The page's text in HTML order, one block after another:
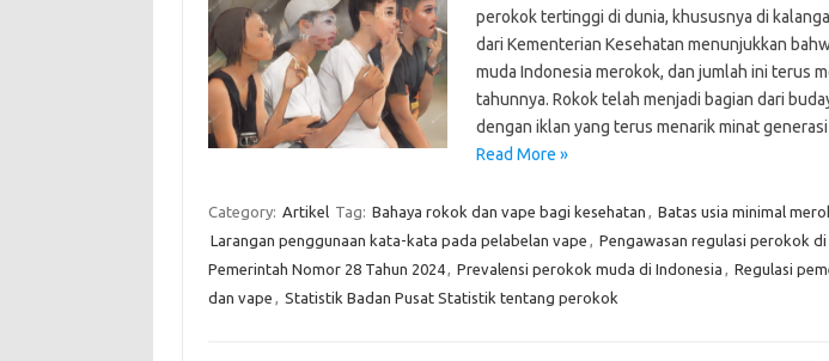
perokok tertinggi di dunia, khususnya di
dari Kementerian Kesehatan menunjukkan
muda Indonesia merokok, dan jumlah ini terus
tahunnya. Rokok telah menjadi bagian dari
dengan iklan yang terus menarik minat
Read More »
Category: Artikel Tag: Bahaya rokok dan vape bagi kesehatan , Batas usia minimal
Larangan penggunaan kata-kata pada pelabelan vape , Pengawasan regulasi perokok di
Pemerintah Nomor 28 Tahun 2024, Prevalensi perokok muda di Indonesia , Regulasi
dan vape , Statistik Badan Pusat Statistik tentang perokok